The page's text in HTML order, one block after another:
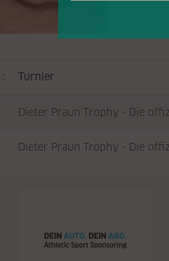
Turnier
Dieter Praun Trophy - Die
Dieter Praun Trophy - Die